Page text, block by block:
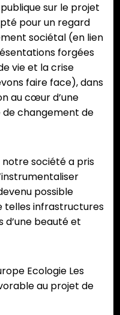
sur le projet
pour un regard
sociétal (en lien
forgées
vie et la crise
faire face), dans
au cœur d’une
changement de
notre société a pris
possible
telles infrastructures
beauté et
Ecologie Les
au projet de